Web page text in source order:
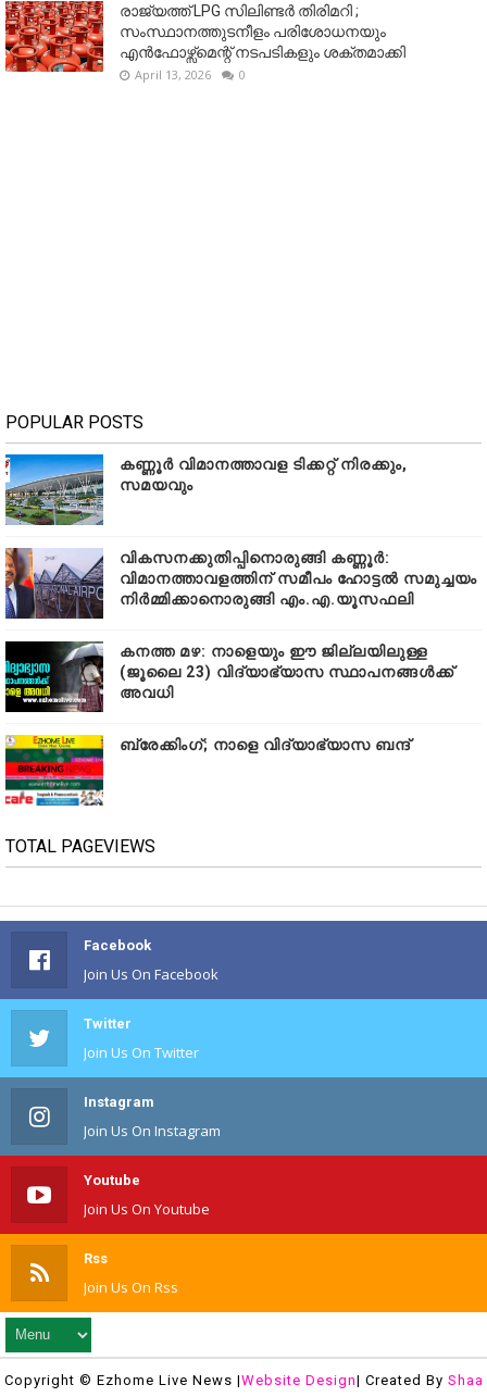
രാജ്യത്ത് LPG സിലിണ്ടർ തിരിമറി ;
സംസ്ഥാനത്തുടനീളം പരിശോധനയും
എൻഫോഴ്സ്മെന്റ് നടപടികളും ശക്തമാക്കി
April 13, 2026 0
POPULAR POSTS
കണ്ണൂർ വിമാനത്താവള ടിക്കറ്റ് നിരക്കും,
സമയവും
വികസനക്കുതിപ്പിനൊരുങ്ങി കണ്ണൂർ:
വിമാനത്താവളത്തിന് സമീപം ഹോട്ടൽ സമുച്ചയം
നിർമ്മിക്കാനൊരുങ്ങി എം.എ.യൂസഫലി
കനത്ത മഴ: നാളെയും ഈ ജില്ലയിലുള്ള
(ജൂലൈ 23) വിദ്യാഭ്യാസ സ്ഥാപനങ്ങൾക്ക്
അവധി
ബ്രേക്കിംഗ്; നാളെ വിദ്യാഭ്യാസ ബന്ദ്
TOTAL PAGEVIEWS
Facebook
Join Us On Facebook
Twitter
Join Us On Twitter
Instagram
Join Us On Instagram
Youtube
Join Us On Youtube
Rss
Join Us On Rss
Copyright © Ezhome Live News |Website Design| Created By Shaa